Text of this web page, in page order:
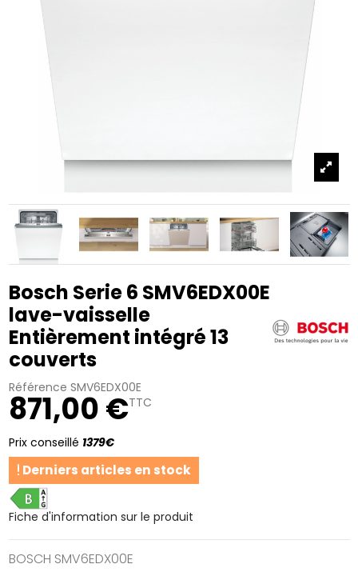
Bosch Serie 6 SMV6EDX00E
lave-vaisselle
Entièrement intégré 13
couverts
Référence SMV6EDX00E
871,00 €TTC
Prix conseillé 1379€
Derniers articles en stock
B
Fiche d'information sur le produit
BOSCH SMV6EDX00E